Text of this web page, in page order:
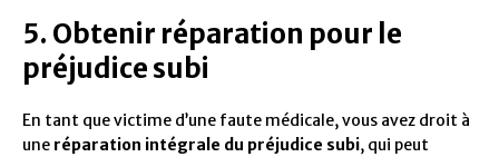
5. Obtenir réparation pour le
préjudice subi
En tant que victime d’une faute médicale, vous avez droit à
une réparation intégrale du préjudice subi, qui peut